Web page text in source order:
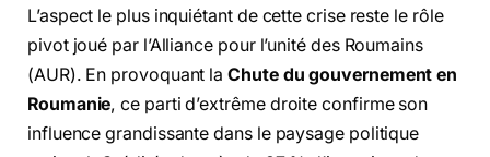
L’aspect le plus inquiétant de cette crise reste le rôle
pivot joué par l’Alliance pour l’unité des Roumains
(AUR). En provoquant laChute du gouvernement en
Roumanie, ce parti d’extrême droite confirme son
influence grandissante dans le paysage politique